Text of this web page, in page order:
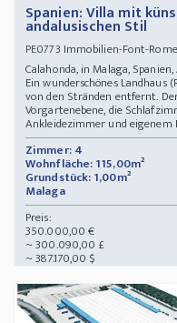
Spanien: Villa mit
andalusischen Stil
PE0773 Immobilien-Font-
Calahonda, in Malaga,
Ein wunderschönes Landhaus
von den Stränden entfernt.
Vorgartenebene, die
Ankleidezimmer und eigenem
Zimmer: 4
Wohnfläche: 115,00m²
Grundstück: 1,00m²
Malaga
Preis:
350.000,00 €
~ 300.090,00 £
~ 387.170,00 $